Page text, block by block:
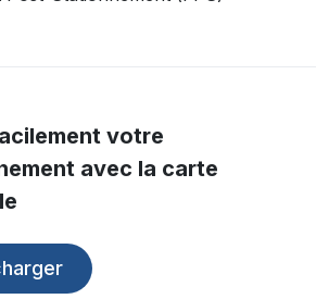
votre
avec la carte